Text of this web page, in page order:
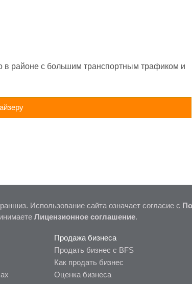
районе с большим транспортным трафиком и
Использование сайта означает согласие с
Лицензионное соглашение.
Продажа бизнеса
Продать бизнес с BFS
Как продать бизнес
Оценка бизнеса